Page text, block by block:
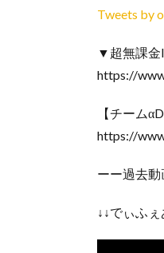
Tweets by
▼超無課金
https://
【チーム
https://
ーー過去動
↓↓でぃふ